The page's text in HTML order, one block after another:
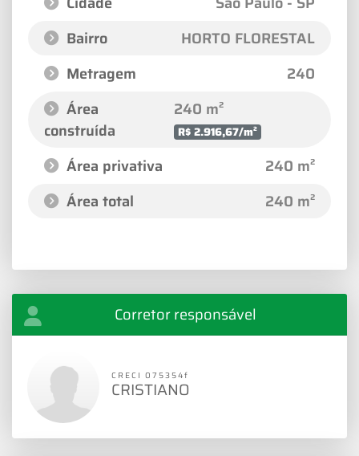
Bairro
HORTO FLORESTAL
Metragem
240
Área
construída
240 m²
R$ 2.916,67/m²
Área privativa
240 m²
Área total
240 m²
Corretor responsável
CRECI 075354f
CRISTIANO